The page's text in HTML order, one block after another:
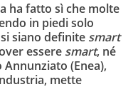
ha fatto sì che molte
in piedi solo
siano definite smart
essere smart, né
Annunziato (Enea),
mette